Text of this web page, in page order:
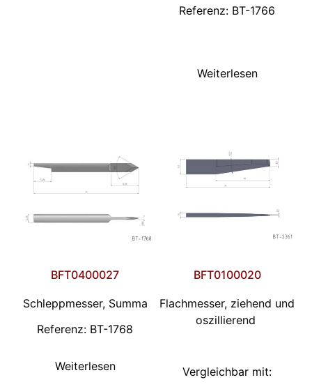
Referenz: BT-1766
Weiterlesen
BFT0400027
Schleppmesser, Summa
Referenz: BT-1768
Weiterlesen
BFT0100020
Flachmesser, ziehend und
oszillierend
Vergleichbar mit: